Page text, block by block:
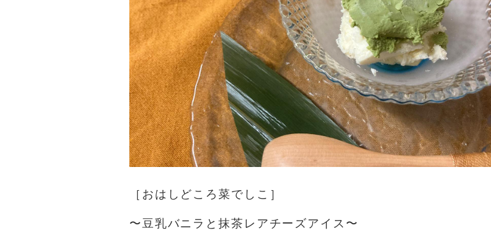
［おはしどころ菜でしこ］
〜豆乳バニラと抹茶レアチーズアイス〜